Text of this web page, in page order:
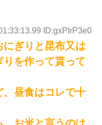
ID:gxPIrP3e0
ぎりと昆布又は
を作って貰って
、昼食はコレで十